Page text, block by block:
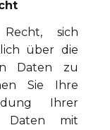
sich
über die
Daten zu
Sie Ihre
Ihrer
Daten mit